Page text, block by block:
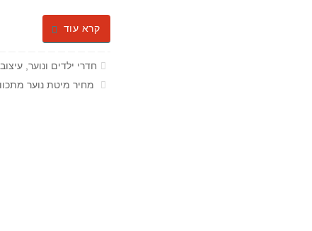
קרא עוד
חדרי ילדים ונוער ,
מחיר מיטת נוער